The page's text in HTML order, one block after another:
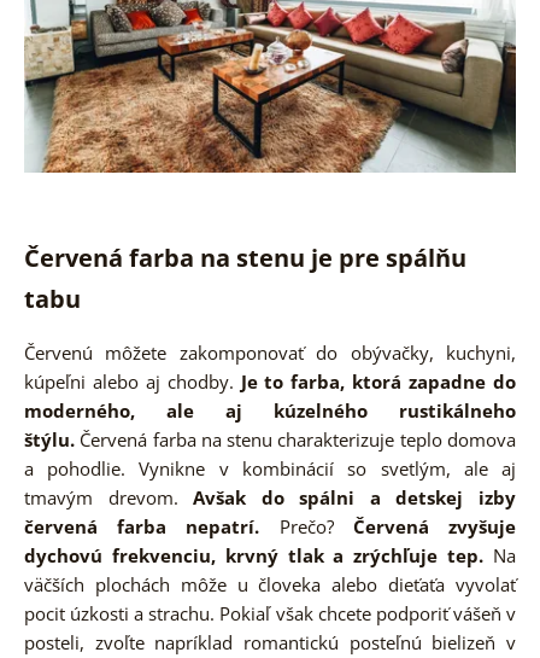
Červená farba na stenu je pre spálňu
tabu
Červenú môžete zakomponovať do obývačky, kuchyni,
kúpeľni alebo aj chodby. Je to farba, ktorá zapadne do
moderného, ale aj kúzelného rustikálneho
štýlu. Červená farba na stenu charakterizuje teplo domova
a pohodlie. Vynikne v kombinácií so svetlým, ale aj
tmavým drevom.Avšak do spálni a detskej izby
červená farba nepatrí. Prečo? Červená zvyšuje
dychovú frekvenciu, krvný tlak a zrýchľuje tep. Na
väčších plochách môže u človeka alebo dieťaťa vyvolať
pocit úzkosti a strachu. Pokiaľ však chcete podporiť vášeň v
posteli, zvoľte napríklad romantickú posteľnú bielizeň v